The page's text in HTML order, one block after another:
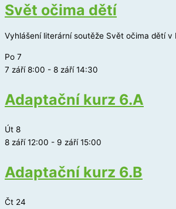
Svět očima dětí
Vyhlášení literární soutěže Svět očima dětí v
Po 7
7 září 8:00 - 8 září 14:30
Adaptační kurz 6.A
Út 8
8 září 12:00 - 9 září 15:00
Adaptační kurz 6.B
Čt 24